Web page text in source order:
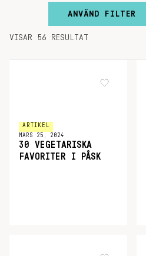
ANVÄND FILTER
VISAR 56 RESULTAT
ARTIKEL
MARS 25, 2024
30 VEGETARISKA
FAVORITER I PÅSK